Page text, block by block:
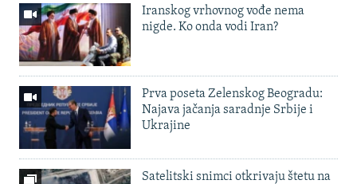
Iranskog vrhovnog vođe nema
nigde. Ko onda vodi Iran?
Prva poseta Zelenskog Beogradu:
Najava jačanja saradnje Srbije i
Ukrajine
Satelitski snimci otkrivaju štetu na